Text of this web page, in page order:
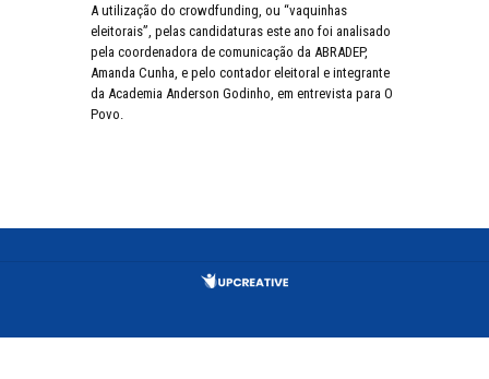
A utilização do crowdfunding, ou “vaquinhas
eleitorais”, pelas candidaturas este ano foi analisado
pela coordenadora de comunicação da ABRADEP,
Amanda Cunha, e pelo contador eleitoral e integrante
da Academia Anderson Godinho, em entrevista para O
Povo.